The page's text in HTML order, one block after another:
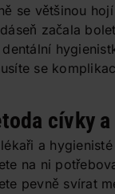
se většinou
začala
se
cívky
a
na ni
pevně svírat